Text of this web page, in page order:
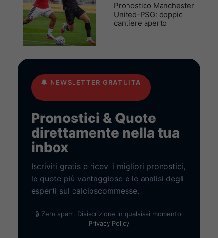
Pronostico Manchester
United-PSG: doppio
cantiere aperto
🔔 NEWSLETTER GRATUITA
Pronostici & Quote
direttamente nella tua
inbox
Iscriviti gratis e ricevi i migliori pronostici,
le quote più vantaggiose e le analisi degli
esperti sul calcioscommesse.
🔒 Zero spam. Disiscrizione in qualsiasi momento.
Privacy Policy